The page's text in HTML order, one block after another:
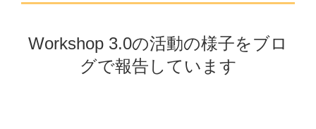
Workshop 3.0の活動の様子をブロ
グで報告しています